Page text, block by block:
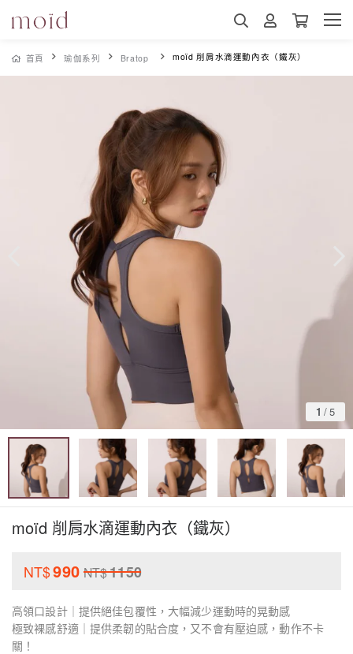
首頁 瑜伽系列 Bratop moïd 削肩水滴運動內衣（鐵灰）
1 /5
moïd 削肩水滴運動內衣（鐵灰）
NT$990 NT$1150
高領口設計｜提供絕佳包覆性，大幅減少運動時的晃動感
極致裸感舒適｜提供柔韌的貼合度，又不會有壓迫感，動作不卡
關！